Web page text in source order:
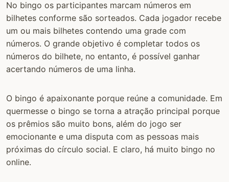
No bingo os participantes marcam números em
bilhetes conforme são sorteados. Cada jogador recebe
um ou mais bilhetes contendo uma grade com
números. O grande objetivo é completar todos os
números do bilhete, no entanto, é possível ganhar
acertando números de uma linha.
O bingo é apaixonante porque reúne a comunidade. Em
quermesse o bingo se torna a atração principal porque
os prêmios são muito bons, além do jogo ser
emocionante e uma disputa com as pessoas mais
próximas do círculo social. E claro, há muito bingo no
online.